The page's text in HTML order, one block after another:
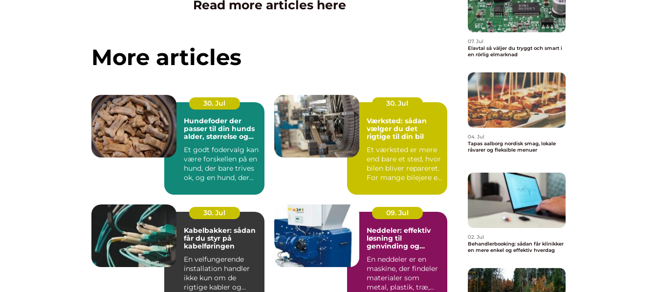
Read more articles here
More articles
30. Jul
Hundefoder der
passer til din hunds
alder, størrelse og
Et godt fodervalg kan
være forskellen på en
hund, der bare trives
ok, og en hund, der
30. Jul
Værksted: sådan
vælger du det
rigtige til din bil
Et værksted er mere
end bare et sted, hvor
bilen bliver repareret.
For mange bilejere er
30. Jul
Kabelbakker: sådan
får du styr på
kabelføringen
En velfungerende
installation handler
ikke kun om de
rigtige kabler og
09. Jul
Neddeler: effektiv
løsning til
genvinding og
En neddeler er en
maskine, der findeler
materialer som
metal, plastik, træ,
07. Jul
Elavtal så väljer du tryggt och smart i
en rörlig elmarknad
04. Jul
Tapas aalborg nordisk smag, lokale
råvarer og fleksible menuer
02. Jul
Behandlerbooking: sådan får klinikker
en mere enkel og effektiv hverdag